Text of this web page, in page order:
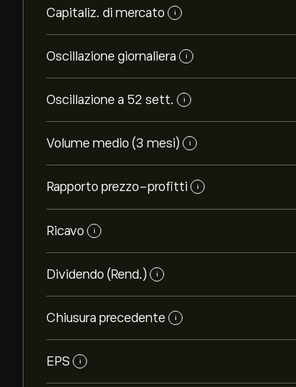
Capitaliz. di mercato i
Oscillazione giornaliera i
Oscillazione a 52 sett. i
Volume medio (3 mesi) i
Rapporto prezzo-profitti i
Ricavo i
Dividendo (Rend.) i
Chiusura precedente i
EPS i